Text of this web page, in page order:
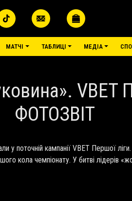
МАТЧІ ТАБЛИЦІ МЕДІА
VBET
ФОТОЗВІТ
у поточній кампанії VBET Першої
кола чемпіонату. У битві лідерів